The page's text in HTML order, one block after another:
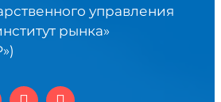
управления
рынка»